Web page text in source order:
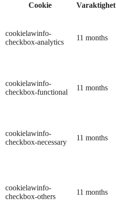
Cookie
Varaktighet
cookielawinfo-
checkbox-analytics
11 months
cookielawinfo-
checkbox-functional
11 months
cookielawinfo-
checkbox-necessary
11 months
cookielawinfo-
checkbox-others
11 months